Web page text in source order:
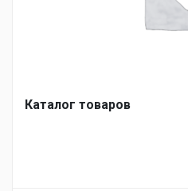
Каталог товаров